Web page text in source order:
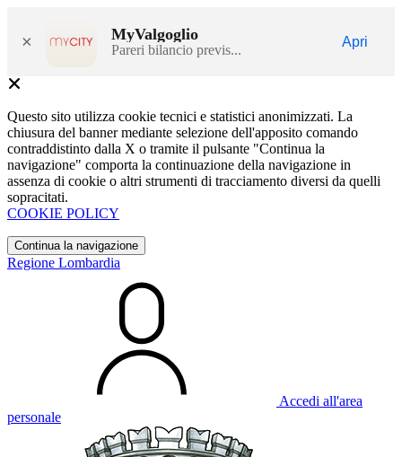
× MyValgoglio
Pareri bilancio previs...
Apri
Questo sito utilizza cookie tecnici e statistici anonimizzati. La
chiusura del banner mediante selezione dell'apposito comando
contraddistinto dalla X o tramite il pulsante "Continua la
navigazione" comporta la continuazione della navigazione in
assenza di cookie o altri strumenti di tracciamento diversi da quelli
sopracitati.
COOKIE POLICY
Continua la navigazione
Regione Lombardia
Accedi all'area
personale